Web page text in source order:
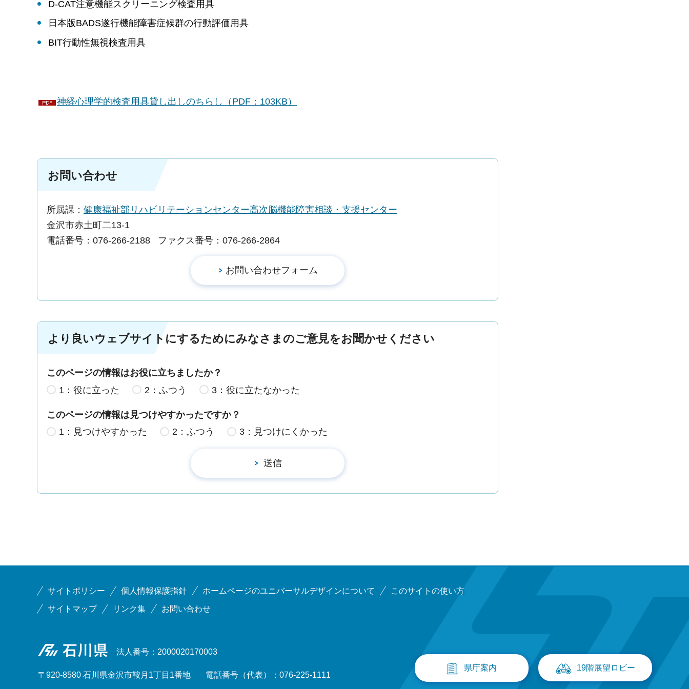
D-CAT注意機能スクリーニング検査用具
日本版BADS遂行機能障害症候群の行動評価用具
BIT行動性無視検査用具
神経心理学的検査用具貸し出しのちらし（PDF：103KB）
お問い合わせ
所属課： 健康福祉部リハビリテーションセンター高次脳機能障害相談・支援センター
金沢市赤土町二13-1
電話番号：076-266-2188
ファクス番号：076-266-2864
より良いウェブサイトにするためにみなさまのご意見をお聞かせください
このページの情報はお役に立ちましたか？
1：役に立った
2：ふつう 3：役に立たなかった
このページの情報は見つけやすかったですか？
1：見つけやすかった
2：ふつう 3：見つけにくかった
サイトポリシー 個人情報保護指針 ホームページのユニバーサルデザインについて このサイトの使い方
サイトマップ リンク集 お問い合わせ
石川県 法人番号：2000020170003
〒920-8580 石川県金沢市鞍月1丁目1番地 電話番号（代表）：076-225-1111
県庁案内 19階展望ロビー